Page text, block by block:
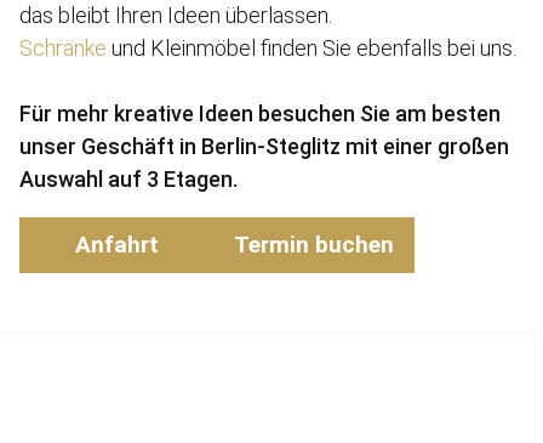
das bleibt Ihren Ideen überlassen.
Schränke und Kleinmöbel finden Sie ebenfalls bei uns.
Für mehr kreative Ideen besuchen Sie am besten
unser Geschäft in Berlin-Steglitz mit einer großen
Auswahl auf 3 Etagen.
Anfahrt Termin buchen